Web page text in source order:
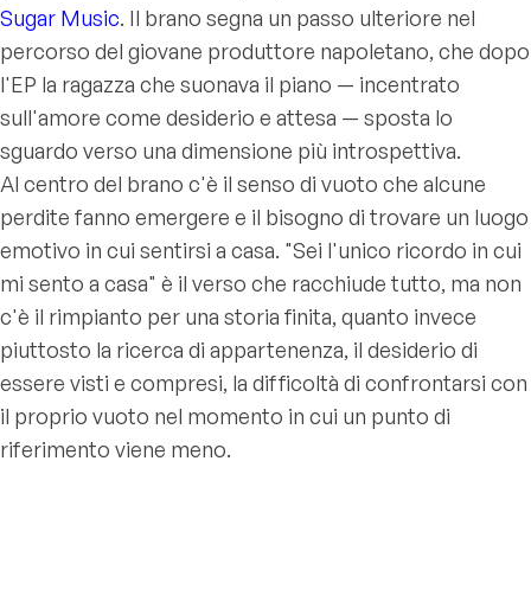
Sugar Music. Il brano segna un passo ulteriore nel
percorso del giovane produttore napoletano, che dopo
l'EP la ragazza che suonava il piano — incentrato
sull'amore come desiderio e attesa — sposta lo
sguardo verso una dimensione più introspettiva.
Al centro del brano c'è il senso di vuoto che alcune
perdite fanno emergere e il bisogno di trovare un luogo
emotivo in cui sentirsi a casa. "Sei l'unico ricordo in cui
mi sento a casa" è il verso che racchiude tutto, ma non
c'è il rimpianto per una storia finita, quanto invece
piuttosto la ricerca di appartenenza, il desiderio di
essere visti e compresi, la difficoltà di confrontarsi con
il proprio vuoto nel momento in cui un punto di
riferimento viene meno.